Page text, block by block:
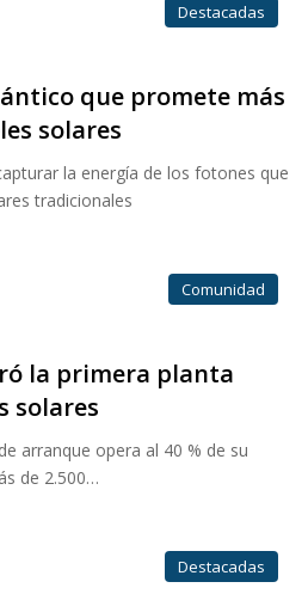
Destacadas
que promete más
solares
la energía de los fotones que
tradicionales
Comunidad
la primera planta
solares
arranque opera al 40 % de su
de 2.500…
Destacadas